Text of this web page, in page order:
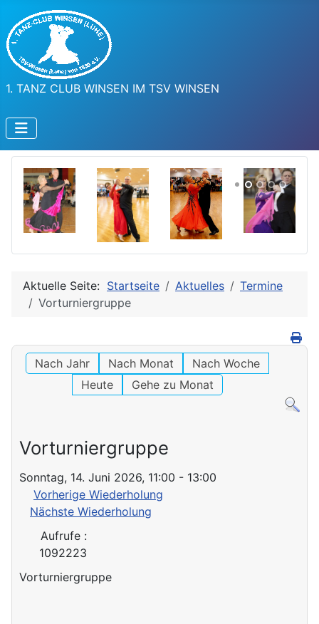
1. TANZ CLUB WINSEN IM TSV WINSEN
Aktuelle Seite: Startseite Aktuelles
Termine
Vorturniergruppe
Nach Jahr Nach Monat
Nach Woche
Heute
Gehe zu Monat
Vorturniergruppe
Sonntag, 14. Juni 2026, 11:00 - 13:00
Vorherige Wiederholung
Nächste Wiederholung
Aufrufe:
1092223
Vorturniergruppe